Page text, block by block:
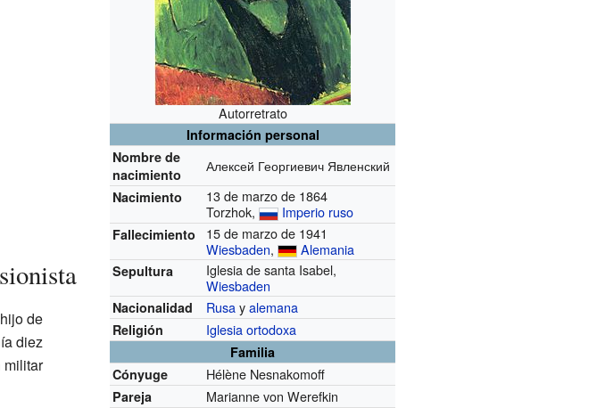
Autorretrato
Información personal
Nombre de
nacimiento
Алексей Георгиевич Явленский
Nacimiento
13 de marzo de 1864
Torzhok,
Imperio ruso
Fallecimiento
15 de marzo de 1941
Wiesbaden, Alemania
Sepultura
Iglesia de santa Isabel,
Wiesbaden
Nacionalidad Rusayalemana
Religión Iglesia ortodoxa
Familia
Cónyuge
Hélène Nesnakomoff
Pareja Marianne von Werefkin
de
diez
militar